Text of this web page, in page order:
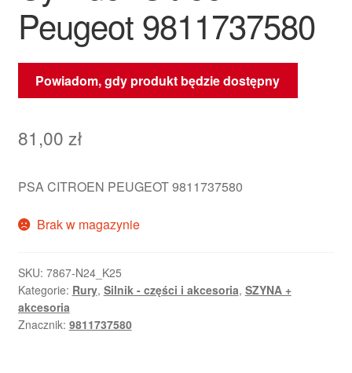
Peugeot 9811737580
Powiadom, gdy produkt będzie dostępny
81,00 zł
PSA CITROEN PEUGEOT 9811737580
Brak w magazynie
SKU: 7867-N24_K25
Kategorie: Rury, Silnik - części i akcesoria, SZYNA +
akcesoria
Znacznik: 9811737580